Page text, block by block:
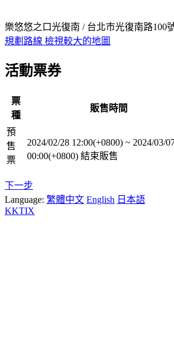
樂悠悠之口光復南 / 台北市光復南路100
規劃路線 檢視較大的地圖
活動票券
票
種
販售時間
預
售
票
2024/02/28 12:00(+0800) ~ 2024/03/
00:00(+0800) 結束販售
下一步
Language: 繁體中文 English 日本語
KKTIX